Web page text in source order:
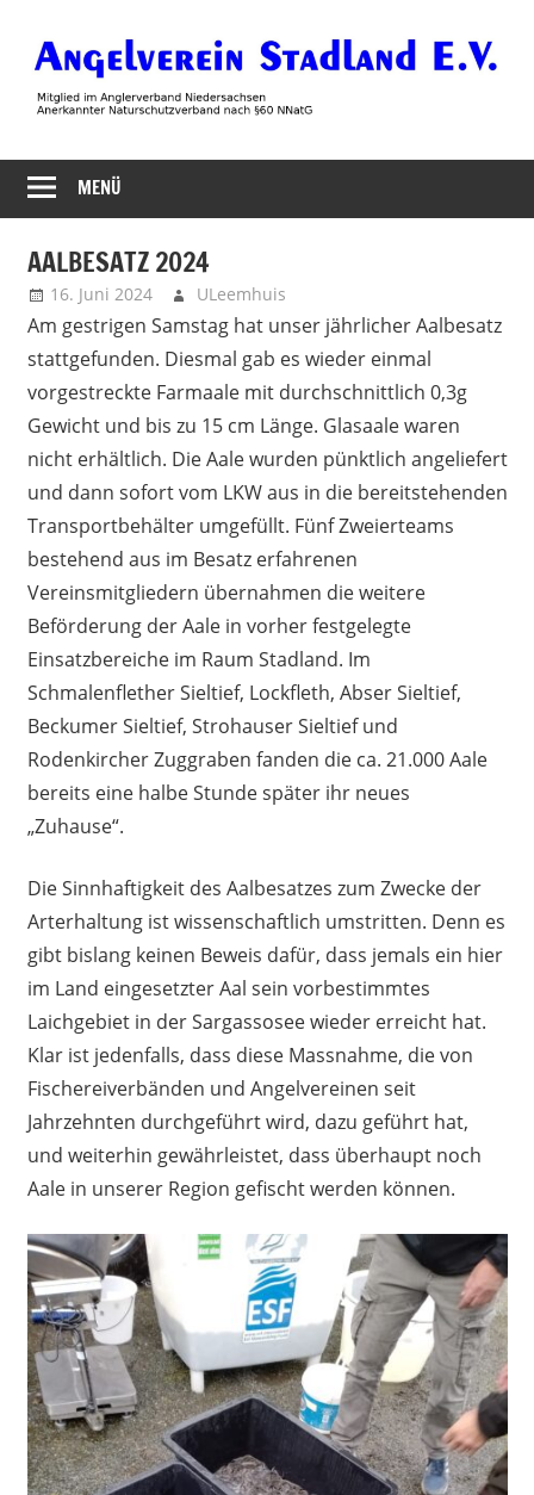
Inhalt
springen
Angelverein
Stadland
MENÜ
AALBESATZ 2024
16. Juni 2024 ULeemhuis
Am gestrigen Samstag hat unser jährlicher Aalbesatz
stattgefunden. Diesmal gab es wieder einmal
vorgestreckte Farmaale mit durchschnittlich 0,3g
Gewicht und bis zu 15 cm Länge. Glasaale waren
nicht erhältlich. Die Aale wurden pünktlich angeliefert
und dann sofort vom LKW aus in die bereitstehenden
Transportbehälter umgefüllt. Fünf Zweierteams
bestehend aus im Besatz erfahrenen
Vereinsmitgliedern übernahmen die weitere
Beförderung der Aale in vorher festgelegte
Einsatzbereiche im Raum Stadland. Im
Schmalenflether Sieltief, Lockfleth, Abser Sieltief,
Beckumer Sieltief, Strohauser Sieltief und
Rodenkircher Zuggraben fanden die ca. 21.000 Aale
bereits eine halbe Stunde später ihr neues
„Zuhause“.
Die Sinnhaftigkeit des Aalbesatzes zum Zwecke der
Arterhaltung ist wissenschaftlich umstritten. Denn es
gibt bislang keinen Beweis dafür, dass jemals ein hier
im Land eingesetzter Aal sein vorbestimmtes
Laichgebiet in der Sargassosee wieder erreicht hat.
Klar ist jedenfalls, dass diese Massnahme, die von
Fischereiverbänden und Angelvereinen seit
Jahrzehnten durchgeführt wird, dazu geführt hat,
und weiterhin gewährleistet, dass überhaupt noch
Aale in unserer Region gefischt werden können.